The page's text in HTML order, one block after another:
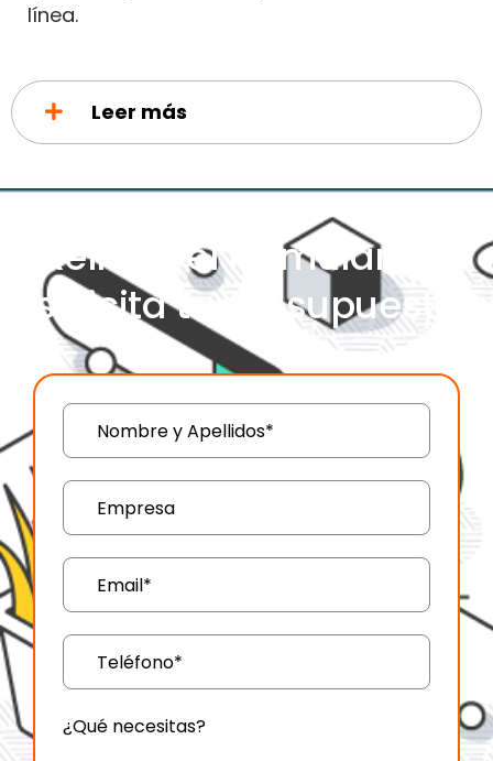
línea.
Leer más
Rellena el formulario y
solicita tu presupuesto
¿Qué necesitas?